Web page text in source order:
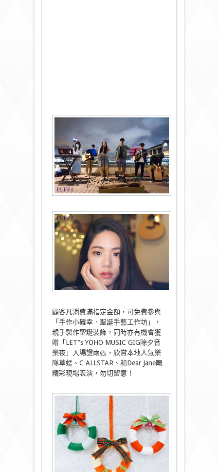
顧客凡消費滿指定金額，可免費參與
「手作小確幸．聖誕手藝工作坊」，
親手製作聖誕裝飾，同時亦有機會獲
贈「LET”s YOHO MUSIC GIG除夕音
樂夜」入場證兩張，欣賞本地人氣樂
隊草蜢、C ALLSTAR、和Dear Jane嘅
精彩現場表演，勿切留意！